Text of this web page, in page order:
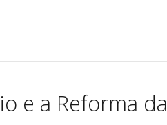
e a Reforma da